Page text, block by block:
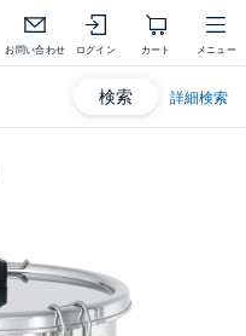
お問い合わせ ログイン カート メニュー
検索 詳細検索